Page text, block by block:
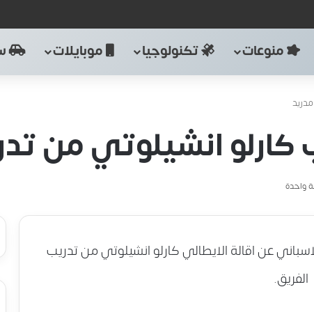
منوعات تكنولوجيا موبايلات
كارلو انشيلوتي من
واحدة
عن اقالة الايطالي كارلو انشيلوتي من تدريب
الفريق.